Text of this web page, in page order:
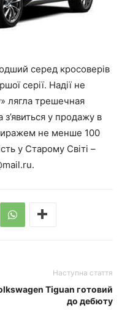
серед кросоверів
серії. Надії не
лягла трешечная
у продажу в
не менше 100
у Старому Світі –
.
Наступна стаття
Tiguan готовий
до дебюту